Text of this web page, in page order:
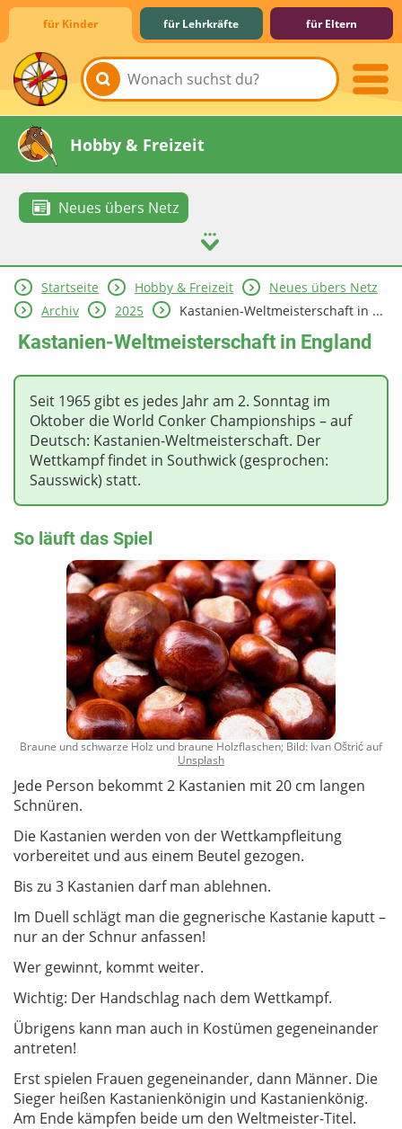
für Kinder für Lehrkräfte für Eltern
Lernen & Schule
Hobby & Freizeit
Neues übers Netz
Spiel & Spaß
Mitreden & Mitmachen
Startseite Hobby & Freizeit
Neues übers Netz
Archiv
2025 Kastanien-Weltmeisterschaft in ...
Kastanien-Weltmeisterschaft in England
Seit 1965 gibt es jedes Jahr am 2. Sonntag im
Oktober die World Conker Championships – auf
Deutsch: Kastanien-Weltmeisterschaft. Der
Wettkampf findet in Southwick (gesprochen:
Sausswick) statt.
So läuft das Spiel
Braune und schwarze Holz und braune Holzflaschen; Bild: Ivan Oštrić auf
Unsplash
Jede Person bekommt 2 Kastanien mit 20 cm langen
Schnüren.
Die Kastanien werden von der Wettkampfleitung
vorbereitet und aus einem Beutel gezogen.
Bis zu 3 Kastanien darf man ablehnen.
Im Duell schlägt man die gegnerische Kastanie kaputt –
nur an der Schnur anfassen!
Wer gewinnt, kommt weiter.
Wichtig: Der Handschlag nach dem Wettkampf.
Übrigens kann man auch in Kostümen gegeneinander
antreten!
Erst spielen Frauen gegeneinander, dann Männer. Die
Sieger heißen Kastanienkönigin und Kastanienkönig.
Am Ende kämpfen beide um den Weltmeister-Titel.